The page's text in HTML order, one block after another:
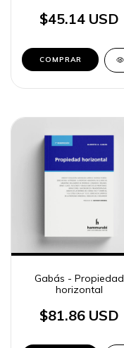
$45.14 USD
COMPRAR
Gabás - Propiedad
horizontal
$81.86 USD